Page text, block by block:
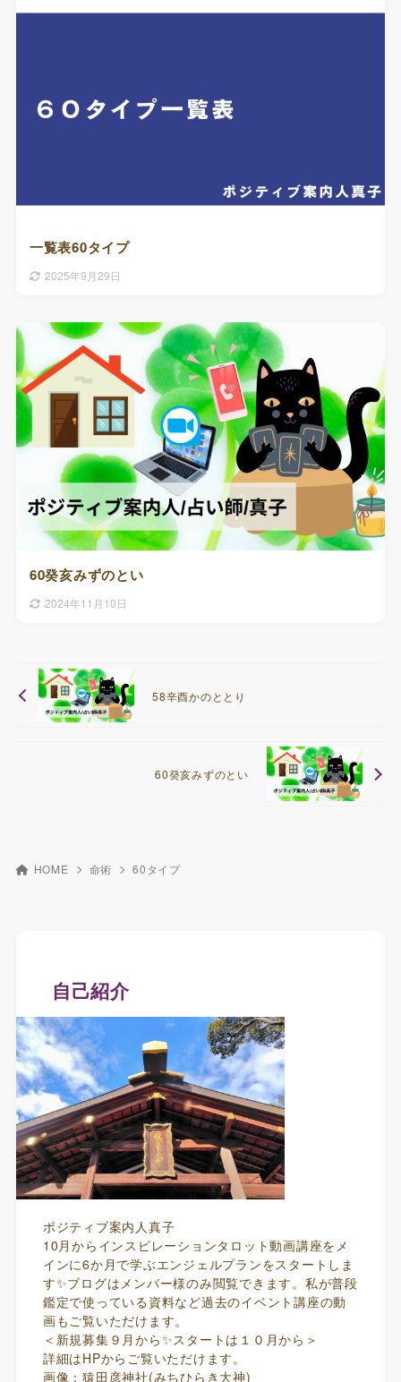
一覧表60タイプ
2025年9月29日
60癸亥みずのとい
2024年11月10日
58辛酉かのととり
60癸亥みずのとい
HOME 命術 60タイプ
自己紹介
ポジティブ案内人真子
10月からインスピレーションタロット動画講座をメ
インに6か月で学ぶエンジェルプランをスタートしま
す✨ブログはメンバー様のみ閲覧できます。私が普段
鑑定で使っている資料など過去のイベント講座の動
画もご覧いただけます。
＜新規募集９月から✨スタートは１０月から＞
詳細はHPからご覧いただけます。
画像：猿田彦神社(みちひらき大神)